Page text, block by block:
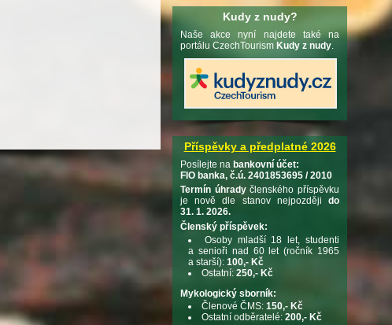
Kudy z nudy?
Naše akce nyní najdete také na
portálu CzechTourism Kudy z nudy
Příspěvky a předplatné 2026
Posílejte na bankovní účet:
FIO banka, č.ú. 2401853695 / 2010
Termín úhradyčlenského příspěvku
je nově dle stanov nejpozději do
31. 1. 2026.
Členský příspěvek:
Osoby mladší 18 let, studenti
a senioři nad 60 let (ročník 1965
a starší): 100,- Kč
Ostatní: 250,- Kč
Mykologický sborník:
Členové ČMS: 150,- Kč
Ostatní odběratelé: 200,- Kč